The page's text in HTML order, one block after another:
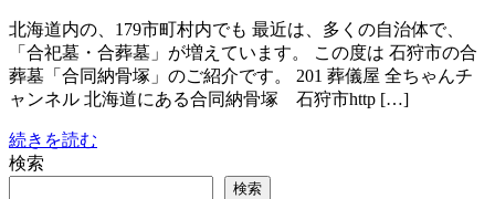
北海道内の、179市町村内でも 最近は、多くの自治体で、
「合祀墓・合葬墓」が増えています。 この度は 石狩市の合
葬墓「合同納骨塚」のご紹介です。 201 葬儀屋 全ちゃんチ
ャンネル 北海道にある合同納骨塚 石狩市http […]
続きを読む
検索
検索